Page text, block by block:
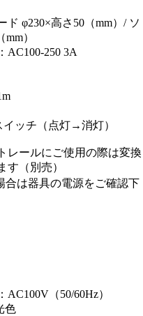
ド φ230×高さ50（mm）/ ソ
）
AC100-250 3A
イッチ（点灯→消灯）
レールにご使用の際は変換
す（別売）
は器具の電源をご確認下
（50/60Hz）
色